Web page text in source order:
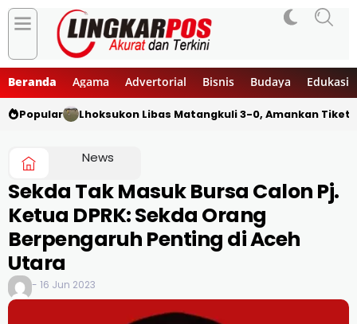
Beranda Agama Advertorial Bisnis Budaya Edukasi
Popular Lhoksukon Libas Matangkuli 3-0, Amankan
News
Sekda Tak Masuk Bursa Calon Pj.
Ketua DPRK: Sekda Orang
Berpengaruh Penting di Aceh
Utara
- 16 Jun 2023